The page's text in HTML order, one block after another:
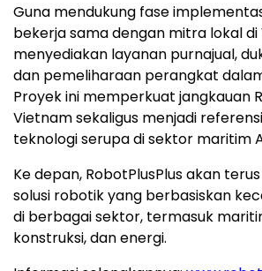
Guna mendukung fase
bekerja sama dengan mitra lokal
menyediakan layanan purnajual,
dan pemeliharaan perangkat
Proyek ini memperkuat jangkauan
Vietnam sekaligus menjadi
teknologi serupa di sektor maritim
Ke depan, RobotPlusPlus akan
solusi robotik yang berbasiskan
di berbagai sektor, termasuk
konstruksi, dan energi.